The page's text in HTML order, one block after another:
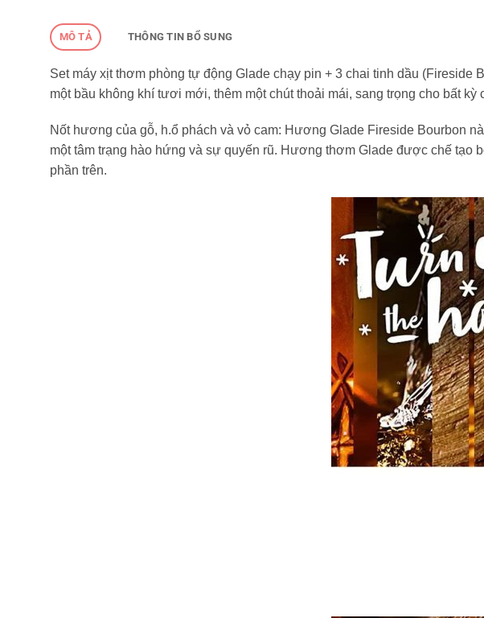
MÔ TẢ THÔNG TIN BỔ SUNG
Set máy xịt thơm phòng tự động Glade chạy pin + 3 chai tinh dầu
một bầu không khí tươi mới, thêm một chút thoải mái, sang trọng cho bất kỳ
Nốt hương của gỗ, h.ổ phách và vỏ cam: Hương Glade Fireside Bourbon
một tâm trạng hào hứng và sự quyến rũ. Hương thơm Glade được chế
phần trên.